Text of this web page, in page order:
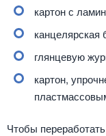
картон с
канцелярская
глянцевую
картон,
Чтобы